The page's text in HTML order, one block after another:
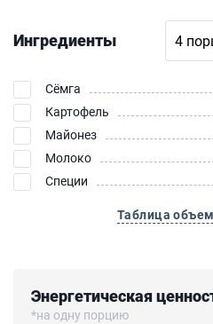
Ингредиенты
Сёмга
Картофель
Майонез
Молоко
Специи
Таблица
Энергетическая
*на одну порцию